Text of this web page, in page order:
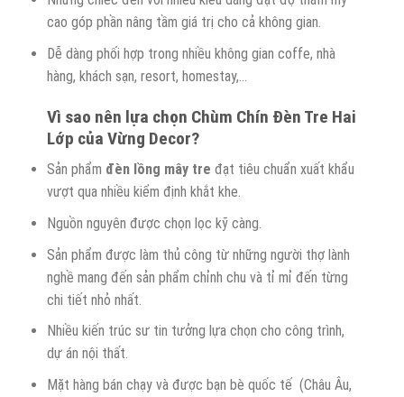
cao góp phần nâng tầm giá trị cho cả không gian.
Dễ dàng phối hợp trong nhiều không gian coffe, nhà
hàng, khách sạn, resort, homestay,…
Vì sao nên lựa chọn Chùm Chín Đèn Tre Hai
Lớp của Vừng Decor?
Sản phẩm đènlồng mây tre đạt tiêu chuẩn xuất khẩu
vượt qua nhiều kiểm định khắt khe.
Nguồn nguyên được chọn lọc kỹ càng.
Sản phẩm được làm thủ công từ những người thợ lành
nghề mang đến sản phẩm chỉnh chu và tỉ mỉ đến từng
chi tiết nhỏ nhất.
Nhiều kiến trúc sư tin tưởng lựa chọn cho công trình,
dự án nội thất.
Mặt hàng bán chạy và được bạn bè quốc tế (Châu Âu,